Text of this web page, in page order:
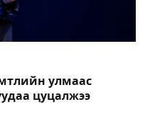
улмаас
цуцалжээ